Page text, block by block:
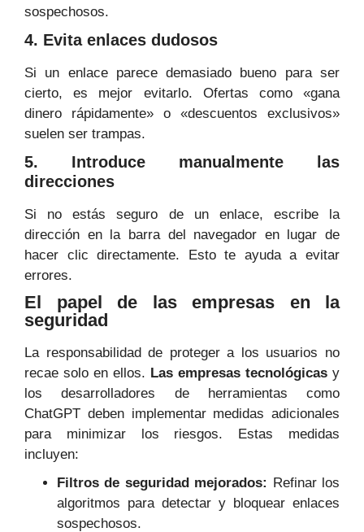
sospechosos.
4. Evita enlaces dudosos
Si un enlace parece demasiado bueno para ser
cierto, es mejor evitarlo. Ofertas como «gana
dinero rápidamente» o «descuentos exclusivos»
suelen ser trampas.
5. Introduce manualmente las
direcciones
Si no estás seguro de un enlace, escribe la
dirección en la barra del navegador en lugar de
hacer clic directamente. Esto te ayuda a evitar
errores.
El papel de las empresas en la
seguridad
La responsabilidad de proteger a los usuarios no
recae solo en ellos. Las empresas tecnológicas y
los desarrolladores de herramientas como
ChatGPT deben implementar medidas adicionales
para minimizar los riesgos. Estas medidas
incluyen:
Filtros de seguridad mejorados: Refinar los
algoritmos para detectar y bloquear enlaces
sospechosos.